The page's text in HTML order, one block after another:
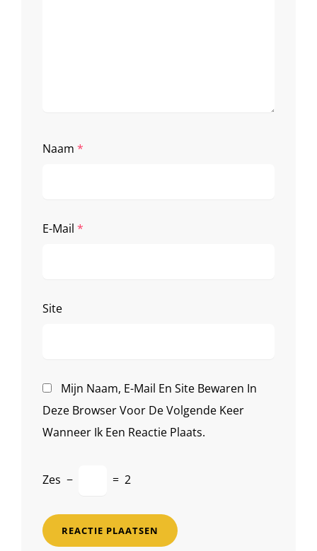
Naam *
E-Mail *
Site
Mijn Naam, E-Mail En Site Bewaren In
Deze Browser Voor De Volgende Keer
Wanneer Ik Een Reactie Plaats.
Zes − = 2